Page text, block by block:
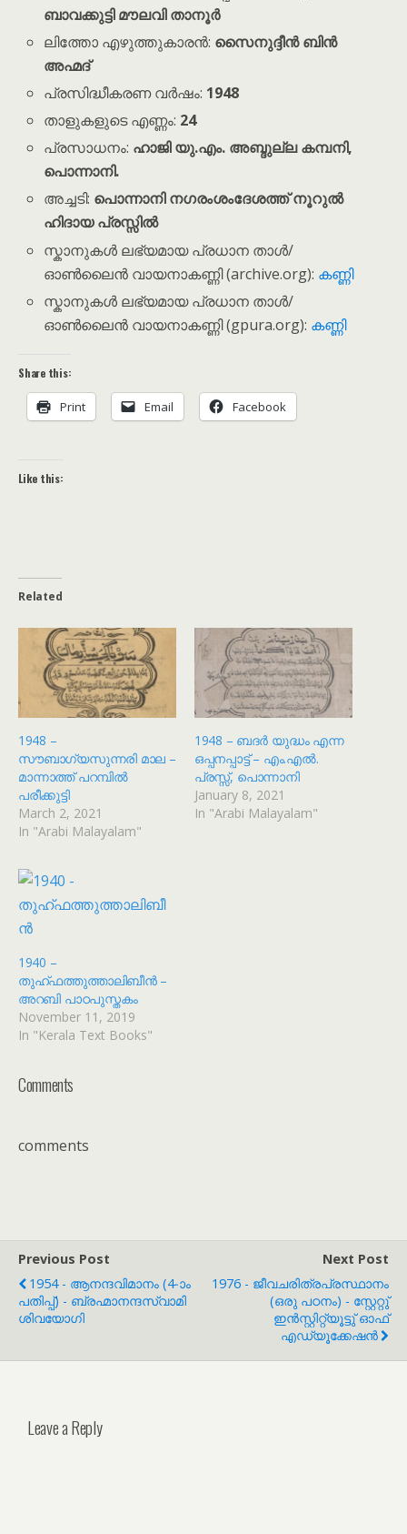
ബാവക്കുട്ടി മൗലവി താനൂർ
ലിത്തോ എഴുത്തുകാരൻ: സൈനുദ്ദീൻ ബിൻ
അഹ്മദ്
പ്രസിദ്ധീകരണ വർഷം: 1948
താളുകളുടെ എണ്ണം: 24
പ്രസാധനം: ഹാജി യു.എം. അബ്ദുല്ല കമ്പനി,
പൊന്നാനി.
അച്ചടി: പൊന്നാനി നഗരംശംദേശത്ത് നൂറുൽ
ഹിദായ പ്രസ്സിൽ
സ്കാനുകൾ ലഭ്യമായ പ്രധാന താൾ/
ഓൺലൈൻ വായനാകണ്ണി (archive.org): കണ്ണി
സ്കാനുകൾ ലഭ്യമായ പ്രധാന താൾ/
ഓൺലൈൻ വായനാകണ്ണി (gpura.org): കണ്ണി
Share this:
Print Email Facebook
Like this:
Related
1948 –
സൗബാഗ്യസുന്നരി മാല –
മാന്നാത്ത് പറമ്പിൽ
പരീക്കുട്ടി
March 2, 2021
In "Arabi Malayalam"
1948 – ബദർ യുദ്ധം എന്ന
ഒപ്പനപ്പാട്ട് – എം.എൽ.
പ്രസ്സ്, പൊന്നാനി
January 8, 2021
In "Arabi Malayalam"
1940 –
തുഹ്‌ഫത്തുത്താലിബീൻ –
അറബി പാഠപുസ്തകം
November 11, 2019
In "Kerala Text Books"
Comments
comments
Previous Post
1954 - ആനന്ദവിമാനം (4-ാം
പതിപ്പ്) - ബ്രഹ്മാനന്ദസ്വാമി
ശിവയോഗി
Next Post
1976 - ജീവചരിത്രപ്രസ്ഥാനം
(ഒരു പഠനം) - സ്റ്റേറ്റു്
ഇൻസ്റ്റിറ്റ്യൂട്ടു് ഓഫ്
എഡ്യൂക്കേഷൻ
Leave a Reply